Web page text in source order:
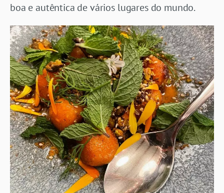
boa e autêntica de vários lugares do mundo.